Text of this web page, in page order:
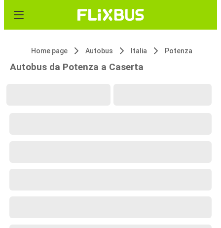
Home page Autobus Italia Potenza
Autobus da Potenza a Caserta